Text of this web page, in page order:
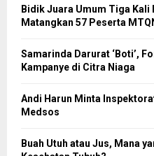
Bidik Juara Umum Tiga
Matangkan 57 Peserta
Samarinda Darurat ‘Boti’,
Kampanye di Citra Niaga
Andi Harun Minta
Medsos
Buah Utuh atau Jus, Mana